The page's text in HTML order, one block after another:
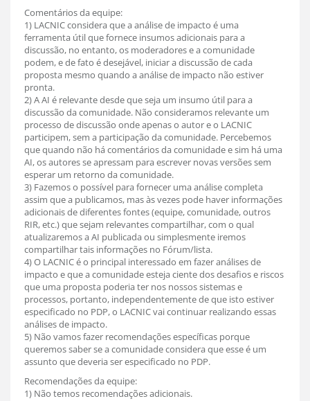
Comentários da equipe:
1) LACNIC considera que a análise de impacto é uma
ferramenta útil que fornece insumos adicionais para a
discussão, no entanto, os moderadores e a comunidade
podem, e de fato é desejável, iniciar a discussão de cada
proposta mesmo quando a análise de impacto não estiver
pronta.
2) A AI é relevante desde que seja um insumo útil para a
discussão da comunidade. Não consideramos relevante um
processo de discussão onde apenas o autor e o LACNIC
participem, sem a participação da comunidade. Percebemos
que quando não há comentários da comunidade e sim há uma
AI, os autores se apressam para escrever novas versões sem
esperar um retorno da comunidade.
3) Fazemos o possível para fornecer uma análise completa
assim que a publicamos, mas às vezes pode haver informações
adicionais de diferentes fontes (equipe, comunidade, outros
RIR, etc.) que sejam relevantes compartilhar, com o qual
atualizaremos a AI publicada ou simplesmente iremos
compartilhar tais informações no Fórum/lista.
4) O LACNIC é o principal interessado em fazer análises de
impacto e que a comunidade esteja ciente dos desafios e riscos
que uma proposta poderia ter nos nossos sistemas e
processos, portanto, independentemente de que isto estiver
especificado no PDP, o LACNIC vai continuar realizando essas
análises de impacto.
5) Não vamos fazer recomendações específicas porque
queremos saber se a comunidade considera que esse é um
assunto que deveria ser especificado no PDP.
Recomendações da equipe:
1) Não temos recomendações adicionais.